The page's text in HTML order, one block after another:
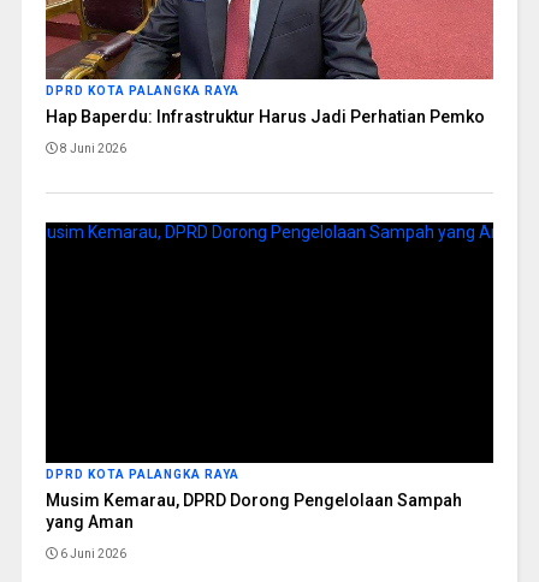
DPRD KOTA PALANGKA RAYA
Hap Baperdu: Infrastruktur Harus Jadi Perhatian Pemko
8 Juni 2026
DPRD KOTA PALANGKA RAYA
Musim Kemarau, DPRD Dorong Pengelolaan Sampah
yang Aman
6 Juni 2026